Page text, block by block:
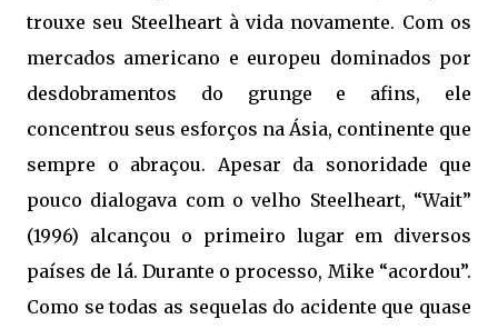
trouxe seu Steelheart à vida novamente. Com os
mercados americano e europeu dominados por
desdobramentos do grunge e afins, ele
concentrou seus esforços na Ásia, continente que
sempre o abraçou. Apesar da sonoridade que
pouco dialogava com o velho Steelheart, “Wait”
(1996) alcançou o primeiro lugar em diversos
países de lá. Durante o processo, Mike “acordou”.
Como se todas as sequelas do acidente que quase